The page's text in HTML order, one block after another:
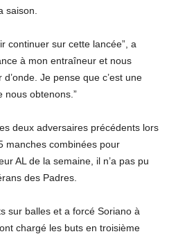
saison.
continuer sur cette lancée”, a
à mon entraîneur et nous
Je pense que c’est une
nous obtenons.”
deux adversaires précédents lors
manches combinées pour
AL de la semaine, il n’a pas pu
des Padres.
sur balles et a forcé Soriano à
chargé les buts en troisième